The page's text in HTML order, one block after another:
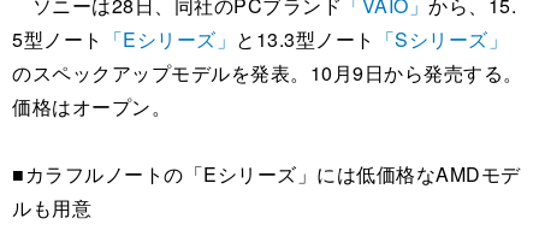
5型ノート
「Eシリーズ」 と13.3型ノート
「Sシリーズ」
のスペックアップモデルを発表。10月9日から発売する。
価格はオープン。
■カラフルノートの「Eシリーズ」には低価格なAMDモデ
ルも用意